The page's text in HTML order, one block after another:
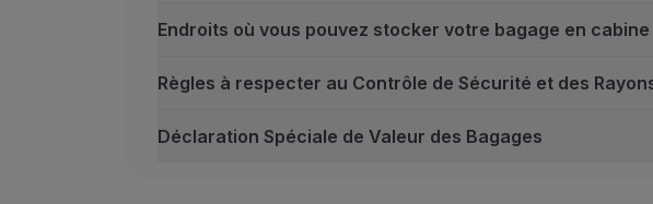
Endroits où vous pouvez stocker votre bagage en cabine
Règles à respecter au Contrôle de Sécurité et des
Déclaration Spéciale de Valeur des Bagages